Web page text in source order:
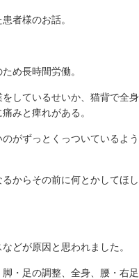
者様のお話。
め長時間労働。
しているせいか、猫背で全身
痛みと痺れがある。
がずっとくっついているよう
からその前に何とかしてほし
どが原因と思われました。
・足の調整、全身、腰・右足